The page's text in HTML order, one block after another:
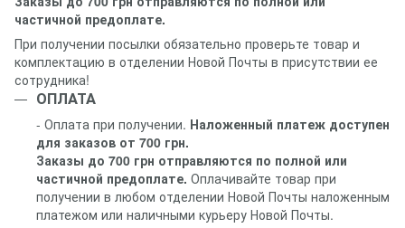
частичной предоплате.
При получении посылки обязательно проверьте товар и
комплектацию в отделении Новой Почты в присутствии ее
сотрудника!
ОПЛАТА
- Оплата при получении. Наложенный платеж доступен
для заказов от 700 грн.
Заказы до 700 грн отправляются по полной или
частичной предоплате. Оплачивайте товар при
получении в любом отделении Новой Почты наложенным
платежом или наличными курьеру Новой Почты.